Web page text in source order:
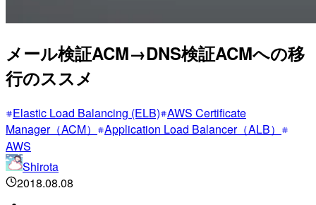
メール検証ACM→DNS検証ACMへの移
行のススメ
Elastic Load Balancing (ELB) AWS Certificate
Manager（ACM）
Application Load Balancer（ALB）
AWS
Shirota
2018.08.08